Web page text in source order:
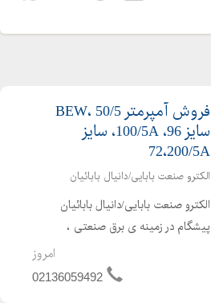
فروش آمپرمتر BEW، 50/5
سایز 96، 100/5A، سایز
72،200/5A
الکترو صنعت بابایی/دانیال بابائیان
الکترو صنعت بابایی/دانیال بابائیان
پیشگام در زمینه ی برق صنعتی ،
اتوماسیون صنعتی ، الکترونیک صنعتی و
تجهیزات برق صنعتی قادر به ارایه امور
امروز
02136059492